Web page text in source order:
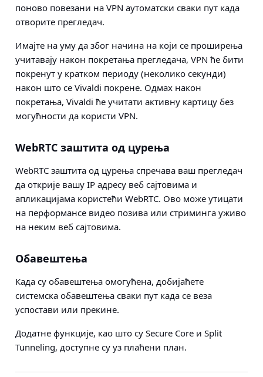
поново повезани на VPN аутоматски сваки пут када
отворите прегледач.
Имајте на уму да због начина на који се проширења
учитавају након покретања прегледача, VPN ће бити
покренут у кратком периоду (неколико секунди)
након што се Vivaldi покрене. Одмах након
покретања, Vivaldi ће учитати активну картицу без
могућности да користи VPN.
WebRTC заштита од цурења
WebRTC заштита од цурења спречава ваш прегледач
да открије вашу IP адресу веб сајтовима и
апликацијама користећи WebRTC. Ово може утицати
на перформансе видео позива или стриминга уживо
на неким веб сајтовима.
Обавештења
Када су обавештења омогућена, добијаћете
системска обавештења сваки пут када се веза
успостави или прекине.
Додатне функције, као што су Secure Core и Split
Tunneling, доступне су уз плаћени план.